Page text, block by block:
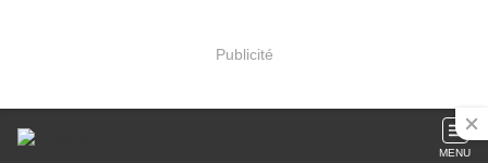
Publicité
MENU